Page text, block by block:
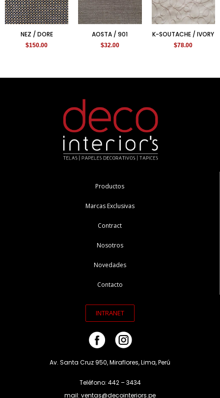
NEZ / DORE
$150.00
AOSTA / 901
$32.00
K-SOUTACHE / IVORY
$78.00
Productos
Marcas Exclusivas
Contract
Nosotros
Novedades
Contacto
INTRANET
Av. Santa Cruz 950, Miraflores, Lima, Perú
Teléfono: 442 – 3434
mail: ventas@decointeriors.pe